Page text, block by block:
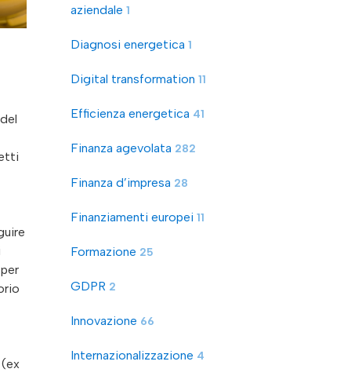
aziendale 1
Diagnosi energetica 1
Digital transformation 11
Efficienza energetica 41
Finanza agevolata 282
Finanza d’impresa 28
Finanziamenti europei 11
Formazione 25
GDPR 2
Innovazione 66
Internazionalizzazione 4